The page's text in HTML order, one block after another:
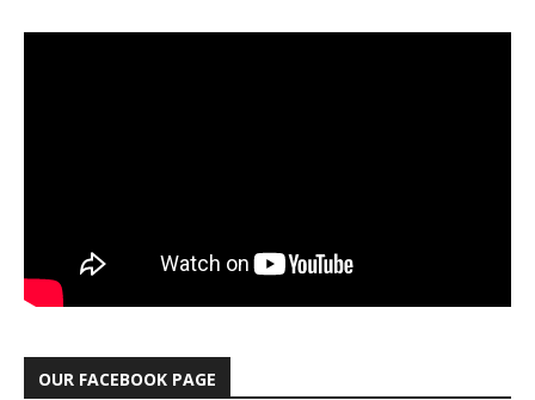
OUR FACEBOOK PAGE